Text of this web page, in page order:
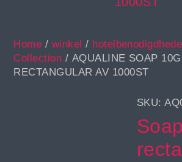
Home / winkel /
Collection / AQUALINE SOAP
RECTANGULAR AV 1000ST
SKU:
Soap